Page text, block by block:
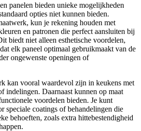
panelen bieden unieke mogelijkheden
opties niet kunnen bieden.
kun je rekening houden met
en patronen die perfect aansluiten bij
biedt niet alleen esthetische voordelen,
elk paneel optimaal gebruikmaakt van de
ongewenste openingen of
kan vooral waardevol zijn in keukens met
indelingen. Daarnaast kunnen op maat
voordelen bieden. Je kunt
speciale coatings of behandelingen die
behoeften, zoals extra hittebestendigheid